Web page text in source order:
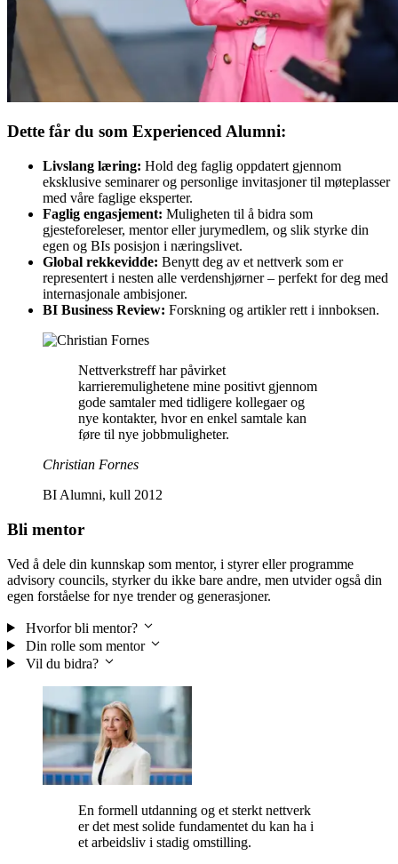
Dette får du som Experienced Alumni:
Livslang læring: Hold deg faglig oppdatert gjennom
eksklusive seminarer og personlige invitasjoner til møteplasser
med våre faglige eksperter.
Faglig engasjement: Muligheten til å bidra som
gjesteforeleser, mentor eller jurymedlem, og slik styrke din
egen og BIs posisjon i næringslivet.
Global rekkevidde: Benytt deg av et nettverk som er
representert i nesten alle verdenshjørner – perfekt for deg med
internasjonale ambisjoner.
BI Business Review: Forskning og artikler rett i innboksen.
Nettverkstreff har påvirket
karrieremulighetene mine positivt gjennom
gode samtaler med tidligere kollegaer og
nye kontakter, hvor en enkel samtale kan
føre til nye jobbmuligheter.
Christian Fornes
BI Alumni, kull 2012
Bli mentor
Ved å dele din kunnskap som mentor, i styrer eller programme
advisory councils, styrker du ikke bare andre, men utvider også din
egen forståelse for nye trender og generasjoner.
Hvorfor bli mentor?
Din rolle som mentor
Vil du bidra?
En formell utdanning og et sterkt nettverk
er det mest solide fundamentet du kan ha i
et arbeidsliv i stadig omstilling.